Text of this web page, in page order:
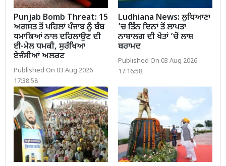
Punjab Bomb Threat: 15
ਅਗਸਤ ਤੋਂ ਪਹਿਲਾਂ ਪੰਜਾਬ ਨੂੰ ਬੰਬ
ਧਮਾਕਿਆਂ ਨਾਲ ਦਹਿਲਾਉਣ ਦੀ
ਈ-ਮੇਲ ਧਮਕੀ, ਸੁਰੱਖਿਆ
ਏਜੰਸੀਆਂ ਅਲਰਟ
Published On 03 Aug 2026
17:38:58
Ludhiana News: ਲੁਧਿਆਣਾ
’ਚ ਤਿੰਨ ਦਿਨਾਂ ਤੋਂ ਲਾਪਤਾ
ਨਾਬਾਲਗ ਦੀ ਖੇਤਾਂ ’ਚੋਂ ਲਾਸ਼
ਬਰਾਮਦ
Published On 03 Aug 2026
17:16:58